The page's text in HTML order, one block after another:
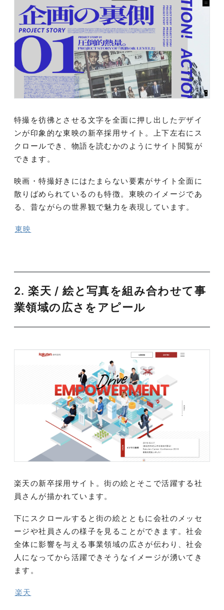
特撮を彷彿とさせる文字を全面に押し出したデザイ
ンが印象的な東映の新卒採用サイト。上下左右にス
クロールでき、物語を読むかのようにサイト閲覧が
できます。
映画・特撮好きにはたまらない要素がサイト全面に
散りばめられているのも特徴。東映のイメージであ
る、昔ながらの世界観で魅力を表現しています。
東映
2.楽天 / 絵と写真を組み合わせて事
業領域の広さをアピール
楽天の新卒採用サイト。街の絵とそこで活躍する社
員さんが描かれています。
下にスクロールすると街の絵とともに会社のメッセ
ージや社員さんの様子を見ることができます。社会
全体に影響を与える事業領域の広さが伝わり、社会
人になってから活躍できそうなイメージが湧いてき
ます。
楽天